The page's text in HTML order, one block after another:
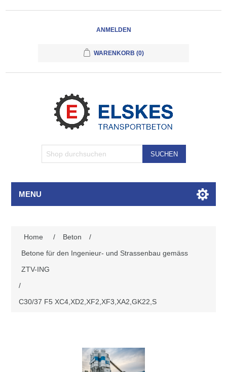
ANMELDEN
WARENKORB (0)
SUCHEN
MENU
Home / Beton
/
Betone für den Ingenieur- und Strassenbau gemäss
ZTV-ING
/
C30/37 F5 XC4,XD2,XF2,XF3,XA2,GK22,S